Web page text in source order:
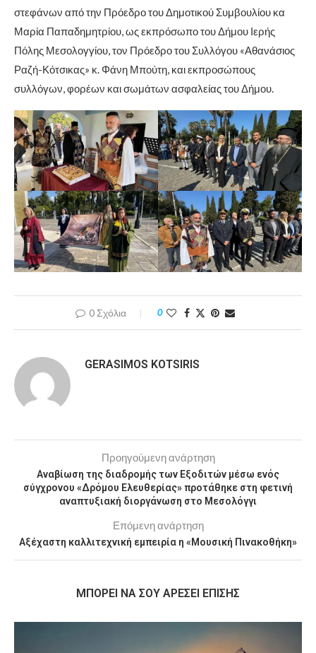
στεφάνων από την Πρόεδρο του Δημοτικού Συμβουλίου κα
Μαρία Παπαδημητρίου, ως εκπρόσωπο του Δήμου Ιερής
Πόλης Μεσολογγίου, τον Πρόεδρο του Συλλόγου «Αθανάσιος
Ραζή-Κότσικας» κ. Φάνη Μπούτη, και εκπροσώπους
συλλόγων, φορέων και σωμάτων ασφαλείας του Δήμου.
0 Σχόλια 0
GERASIMOS KOTSIRIS
Προηγούμενη ανάρτηση
Αναβίωση της διαδρομής των Εξοδιτών μέσω ενός
σύγχρονου «Δρόμου Ελευθερίας» προτάθηκε στη φετινή
αναπτυξιακή διοργάνωση στο Μεσολόγγι
Επόμενη ανάρτηση
Αξέχαστη καλλιτεχνική εμπειρία η «Μουσική Πινακοθήκη»
MΠΟΡΕΊ ΝΑ ΣΟΥ ΑΡΈΣΕΙ ΕΠΊΣΗΣ